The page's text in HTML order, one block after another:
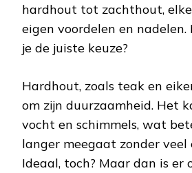
hardhout tot zachthout,
eigen voordelen en
je de juiste keuze?
Hardhout, zoals teak en
om zijn duurzaamheid. Het
vocht en schimmels, wat
langer meegaat zonder veel
Ideaal, toch? Maar dan is er